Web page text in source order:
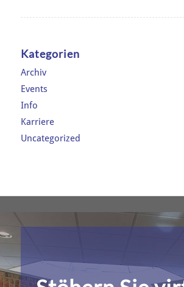
Kategorien
Archiv
Events
Info
Karriere
Uncategorized